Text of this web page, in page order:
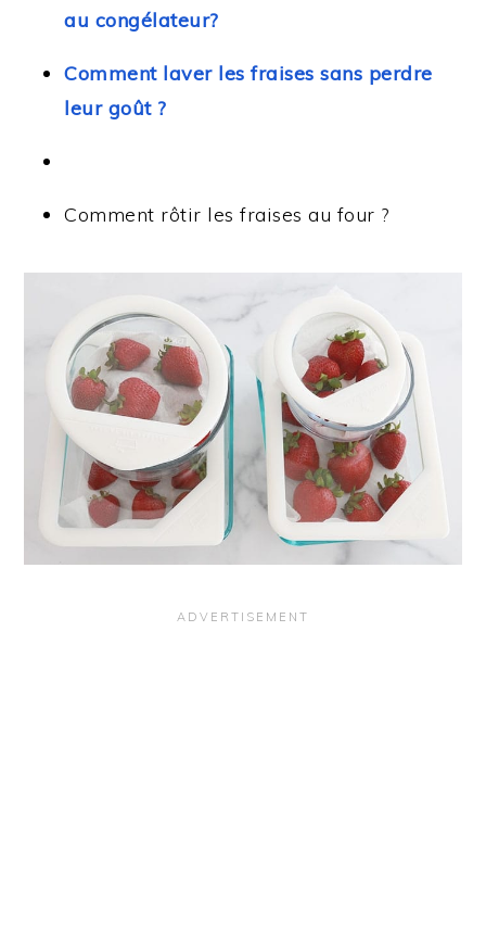
au congélateur?
Comment laver les fraises sans perdre
leur goût ?
Comment rôtir les fraises au four ?